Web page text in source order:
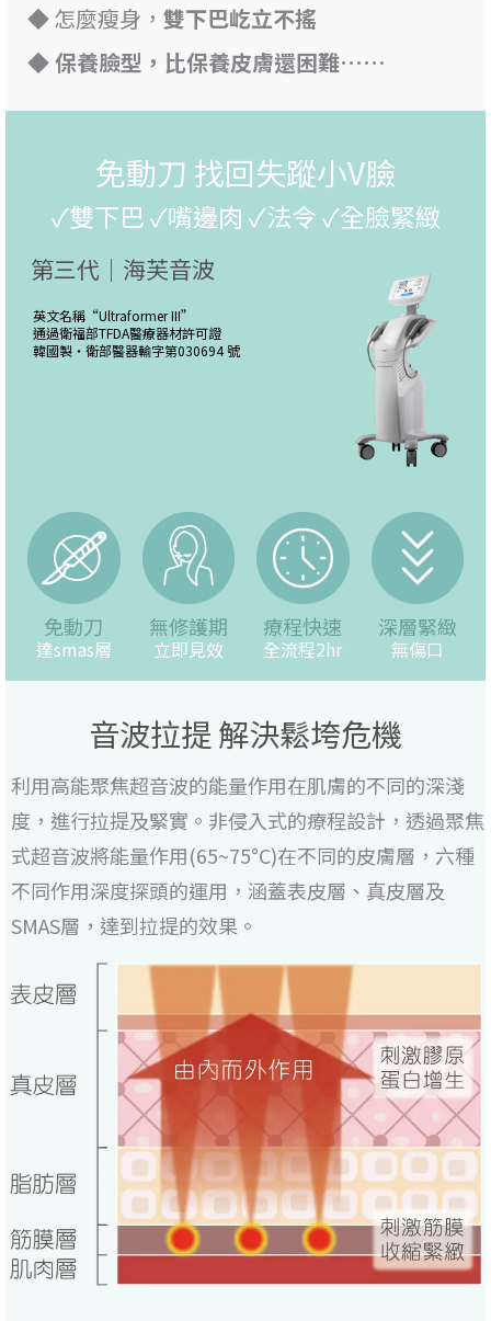
◆ 怎麼瘦身， 雙下巴屹立不搖
◆ 保養臉型，比保養皮膚還困難……
免動刀 找回失蹤小V臉
✓雙下巴 ✓嘴邊肉 ✓法令 ✓全臉緊緻
第三代｜海芙音波
英文名稱“Ultraformer III”
通過衛福部TFDA醫療器材許可證
韓國製・ 衛部醫器輸字第030694 號
免動刀
達smas層
無修護期
立即見效
療程快速
全流程2hr
深層緊緻
無傷口
音波拉提 解決鬆垮危機
利用高能聚焦超音波的能量作用在肌膚的不同的深淺
度，進行拉提及緊實。非侵入式的療程設計，透過聚焦
式超音波將能量作用(65~75°C)在不同的皮膚層，六種
不同作用深度探頭的運用，涵蓋表皮層、真皮層及
SMAS層，達到拉提的效果。